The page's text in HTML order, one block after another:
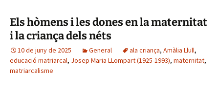
Els hòmens i les dones en la maternitat
i la criança dels néts
10 de juny de 2025 General ala criança, Amàlia Llull,
educació matriarcal, Josep Maria LLompart (1925-1993), maternitat,
matriarcalisme